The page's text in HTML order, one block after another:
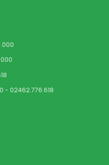
- 02462.776.618